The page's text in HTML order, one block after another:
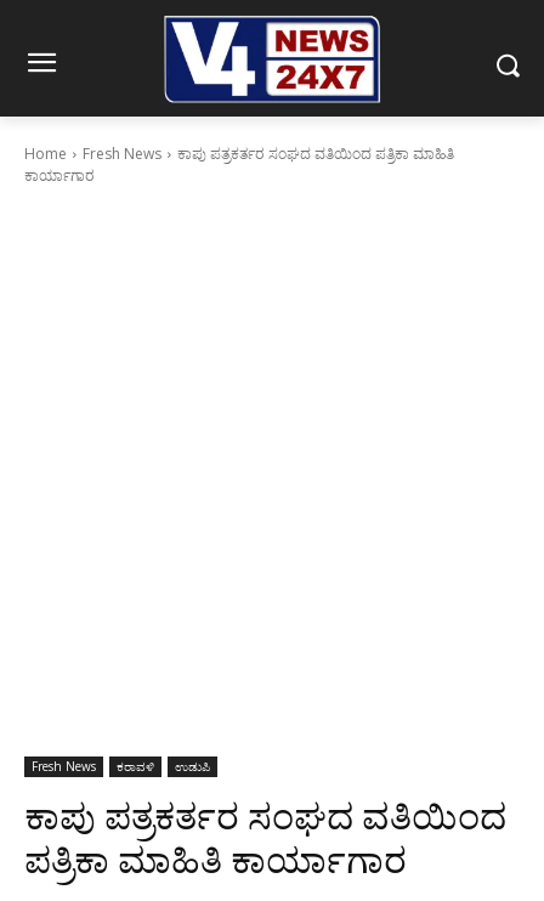
Home Fresh News
ಕಾಪು ಪತ್ರಕರ್ತರ ಸಂಘದ ವತಿಯಿಂದ ಪತ್ರಿಕಾ ಮಾಹಿತಿ
ಕಾರ್ಯಾಗಾರ
Fresh News ಕರಾವಳಿ ಉಡುಪಿ
ಕಾಪು ಪತ್ರಕರ್ತರ ಸಂಘದ ವತಿಯಿಂದ
ಪತ್ರಿಕಾ ಮಾಹಿತಿ ಕಾರ್ಯಾಗಾರ